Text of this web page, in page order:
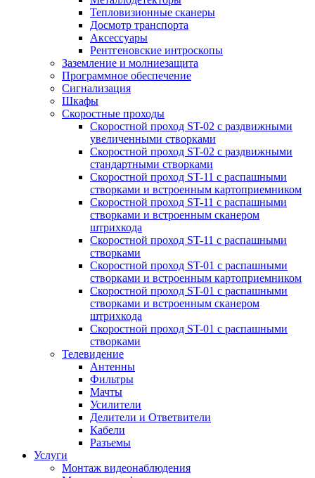
Тепловизионные сканеры
Досмотр транспорта
Аксессуары
Рентгеновские интроскопы
Заземление и молниезащита
Программное обеспечение
Сигнализация
Шкафы
Скоростные проходы
Скоростной проход ST-02 с раздвижными
увеличенными створками
Скоростной проход ST-02 с раздвижными
стандартными створками
Скоростной проход ST-11 с распашными
створками и встроенным картоприемником
Скоростной проход ST-11 с распашными
створками и встроенным сканером
штрихкода
Скоростной проход ST-11 с распашными
створками
Скоростной проход ST-01 с распашными
створками и встроенным картоприемником
Скоростной проход ST-01 с распашными
створками и встроенным сканером
штрихкода
Скоростной проход ST-01 с распашными
створками
Телевидение
Антенны
Фильтры
Мачты
Усилители
Делители и Ответвители
Кабели
Разъемы
Услуги
Монтаж видеонаблюдения